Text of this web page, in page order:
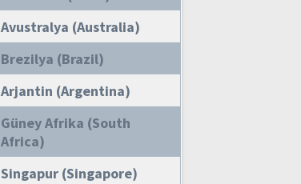
Avustralya (Australia)
Brezilya (Brazil)
Arjantin (Argentina)
Güney Afrika (South
Africa)
Singapur (Singapore)